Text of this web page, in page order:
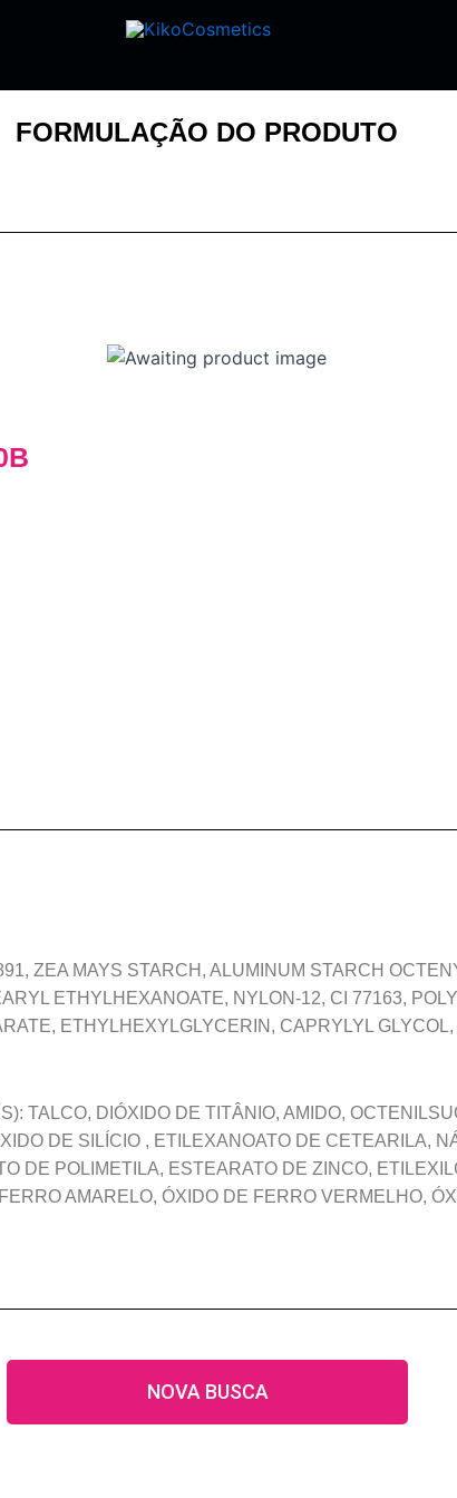
FORMULAÇÃO DO PRODUTO
ZEA MAYS STARCH, ALUMINUM STARCH
ETHYLHEXANOATE, NYLON-12, CI 77163,
ETHYLHEXYLGLYCERIN, CAPRYLYL GLYCOL,
TALCO, DIÓXIDO DE TITÂNIO, AMIDO,
DE SILÍCIO , ETILEXANOATO DE CETEARILA,
DE POLIMETILA, ESTEARATO DE ZINCO,
AMARELO, ÓXIDO DE FERRO VERMELHO,
NOVA BUSCA